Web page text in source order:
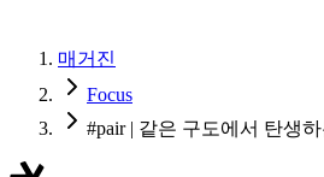
매거진
Focus
#pair | 같은 구도에서 탄생